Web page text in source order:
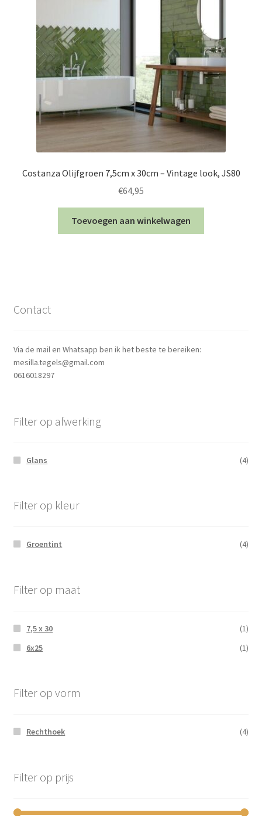
Costanza Olijfgroen 7,5cm x 30cm – Vintage look, JS80
€64,95
Toevoegen aan winkelwagen
Contact
Via de mail en Whatsapp ben ik het beste te bereiken:
mesilla.tegels@gmail.com
0616018297
Filter op afwerking
Glans (4)
Filter op kleur
Groentint (4)
Filter op maat
7,5 x 30
(1)
6x25
(1)
Filter op vorm
Rechthoek (4)
Filter op prijs